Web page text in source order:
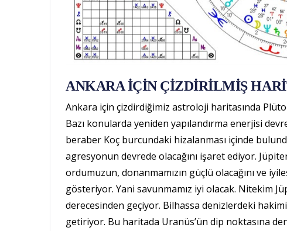
ANKARA İÇİN ÇİZDİRİLMİŞ
Ankara için çizdirdiğimiz astroloji haritasında
Bazı konularda yeniden yapılandırma enerjisi
beraber Koç burcundaki hizalanması içinde
agresyonun devrede olacağını işaret ediyor.
ordumuzun, donanmamızın güçlü olacağını ve
gösteriyor. Yani savunmamız iyi olacak. Nitekim
derecesinden geçiyor. Bilhassa denizlerdeki
getiriyor. Bu haritada Uranüs’ün dip noktasına